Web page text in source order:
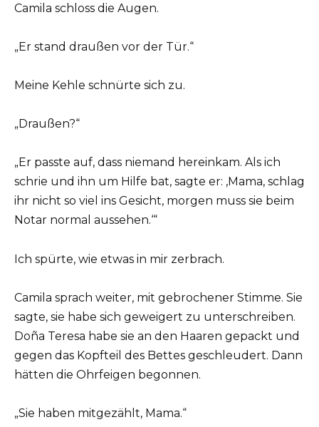
Camila schloss die Augen.
„Er stand draußen vor der Tür.“
Meine Kehle schnürte sich zu.
„Draußen?“
„Er passte auf, dass niemand hereinkam. Als ich
schrie und ihn um Hilfe bat, sagte er: ‚Mama, schlag
ihr nicht so viel ins Gesicht, morgen muss sie beim
Notar normal aussehen.‘“
Ich spürte, wie etwas in mir zerbrach.
Camila sprach weiter, mit gebrochener Stimme. Sie
sagte, sie habe sich geweigert zu unterschreiben.
Doña Teresa habe sie an den Haaren gepackt und
gegen das Kopfteil des Bettes geschleudert. Dann
hätten die Ohrfeigen begonnen.
„Sie haben mitgezählt, Mama.“